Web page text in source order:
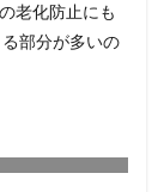
老化防止にも
部分が多いの